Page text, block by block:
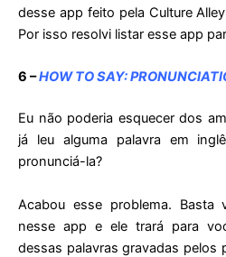
desse app feito pela Culture
Por isso resolvi listar esse app
6 –HOW TO SAY:
Eu não poderia esquecer dos
já leu alguma palavra em
pronunciá-la?
Acabou esse problema. Basta
nesse app e ele trará para
dessas palavras gravadas pelos